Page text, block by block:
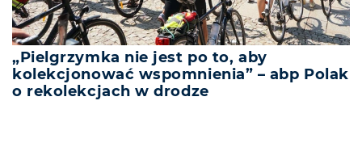
„Pielgrzymka nie jest po to, aby
kolekcjonować wspomnienia” – abp Polak
o rekolekcjach w drodze